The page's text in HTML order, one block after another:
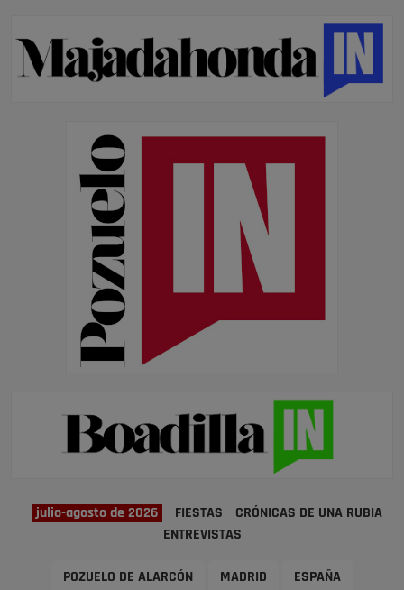
julio-agosto de 2026 FIESTAS
CRÓNICAS DE UNA RUBIA
ENTREVISTAS
POZUELO DE ALARCÓN MADRID ESPAÑA